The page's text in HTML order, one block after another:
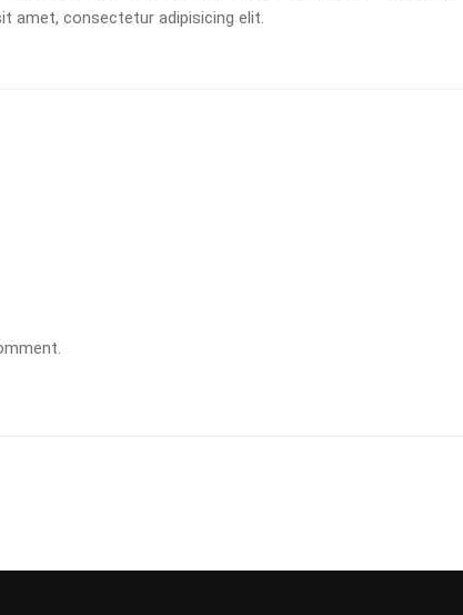
amet, consectetur adipisicing elit.